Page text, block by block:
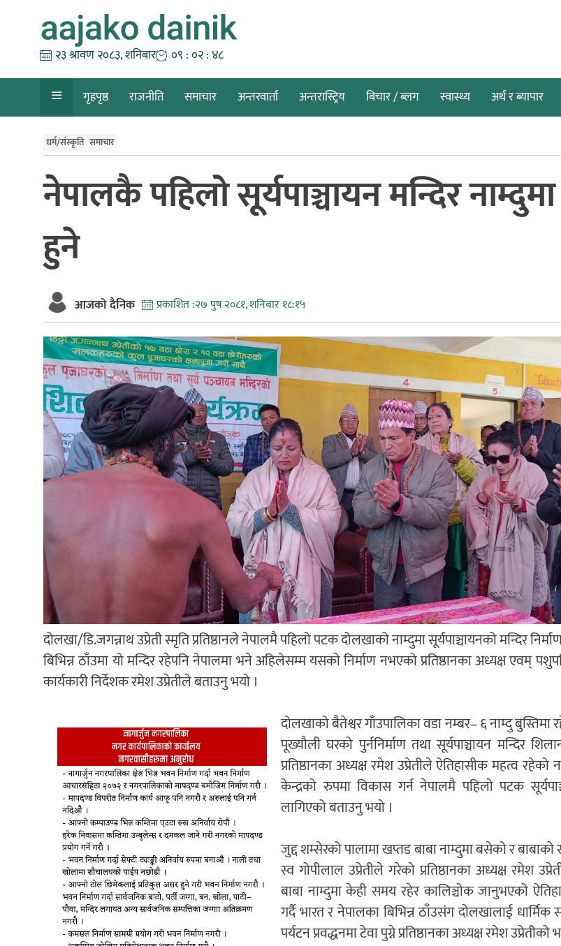
२३ श्रावण २०८३, शनिबार ०९ : ०२ : ४९
गृहपृष्ठ राजनीति समाचार अन्तरवार्ता अन्तरास्ट्रिय बिचार / ब्लग स्वास्थ्य अर्थ र ब्यापार
धर्म/संस्कृति समाचार
नेपालकै पहिलो सूूर्यपाञ्चायन मन्दिर नाम्दुमा
हुुने
आजको दैनिक प्रकाशित :२७ पुष २०८१, शनिबार १८:१५
दोलखा/डि.जगन्नाथ उप्रेती स्मृति प्रतिष्ठानले नेपालमै पहिलो पटक दोलखाको नाम्दुमा सूर्यपाञ्चायनको मन्दिर
बिभिन्न ठाँउमा यो मन्दिर रहेपनि नेपालमा भने अहिलेसम्म यसको निर्माण नभएको प्रतिष्ठानका अध्यक्ष एवम्
कार्यकारी निर्देशक रमेश उप्रेतीले बताउनु भयो ।
दोलखाको बैतेश्वर गाँउपालिका वडा नम्बर– ६ नाम्दु बुस्तिमा
पूख्यौली घरको पुर्ननिर्माण तथा सूर्यपाञ्चायन मन्दिर
प्रतिष्ठानका अध्यक्ष रमेश उप्रेतीले ऐतिहासीक महत्व रहेको
केन्द्रको रुपमा विकास गर्न नेपालमै पहिलो पटक
लागिएको बताउनु भयो ।
जुद्द शम्सेरको पालामा खप्तड बाबा नाम्दुमा बसेको र बाबाको
स्व गोपीलाल उप्रेतीले गरेको प्रतिष्ठानका अध्यक्ष रमेश
बाबा नाम्दुमा केही समय रहेर कालिञ्चोक जानुभएको
गर्दै भारत र नेपालका बिभिन्न ठाँउसंग दोलखालाई
पर्यटन प्रवद्धनमा टेवा पुग्ने प्रतिष्ठानका अध्यक्ष रमेश उप्रेतीको